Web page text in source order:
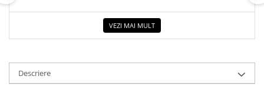
VEZI MAI MULT
Descriere